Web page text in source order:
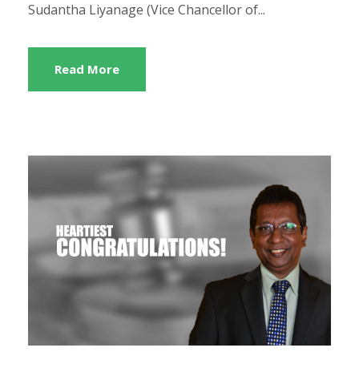
Sudantha Liyanage (Vice Chancellor of...
Read More